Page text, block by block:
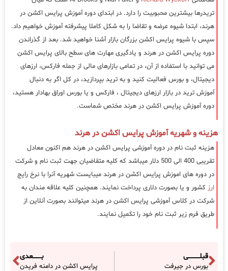
تریدرها بیشترین محبوبیت را دارد. در ابتدای دوره آموزش پرایس اکشن در
هرند، ابتدا شیوه عرضه و تقاضا را به شکل کاملا پیشرفته آموزش خواهیم داد.
سپس با شیوه پرایس اکشن بزرگان بازار آشنا خواهید شد. بعد از گذراندن
دوره پرایس اکشن در هرند و یادگیری مهارت های سطح بالای پرایس اکشن
می توانید با استفاده از آن، در تمامی بازارهای مالی از جمله فارکس، ارزهای
دیجیتال، و بورس فعالیت کنید و به ترید بپردازید، در کل اگر به دنبال
آموزش ترید در بازار ارزهای دیجیتال ، فارکس و یا بورس اوراق بهادار هستید،
دوره آموزش پرایس اکشن در هرند مختص شماست.
هزینه و شهریه آموزش پرایس اکشن در هرند
هزینه ثبت نام در دوره آموزشی پرایس اکشن در هرند هم اکنون معادل
تقریبی 400 الی 500 دلار میباشد که کلیه متقاضیان جهت ثبت نام و شرکت
در دوره های اموزش پرایس اکشن در هرند میبایست شهریه آنرا با نرخ رایج
ارز کشور و یا بصورت دلاری پرداخت نمایند. همچنین کلیه علاقه مندان به
شرکت در کلاس آموزشی پرایس اکشن در هرند میتوانند بصورت آنلاین از
طریق فرم زیر ثبت نام خود را تکمیل نمایند.
قبلـــــــــــی
بورس در جیرفت
بــــــــعدی
پرایس اکشن در دامنه فریدن